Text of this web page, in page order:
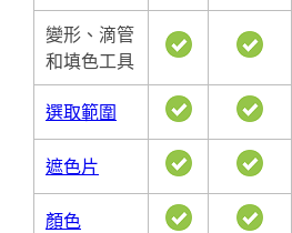
變形、滴管
和填色工具
選取範圍
遮色片
顏色